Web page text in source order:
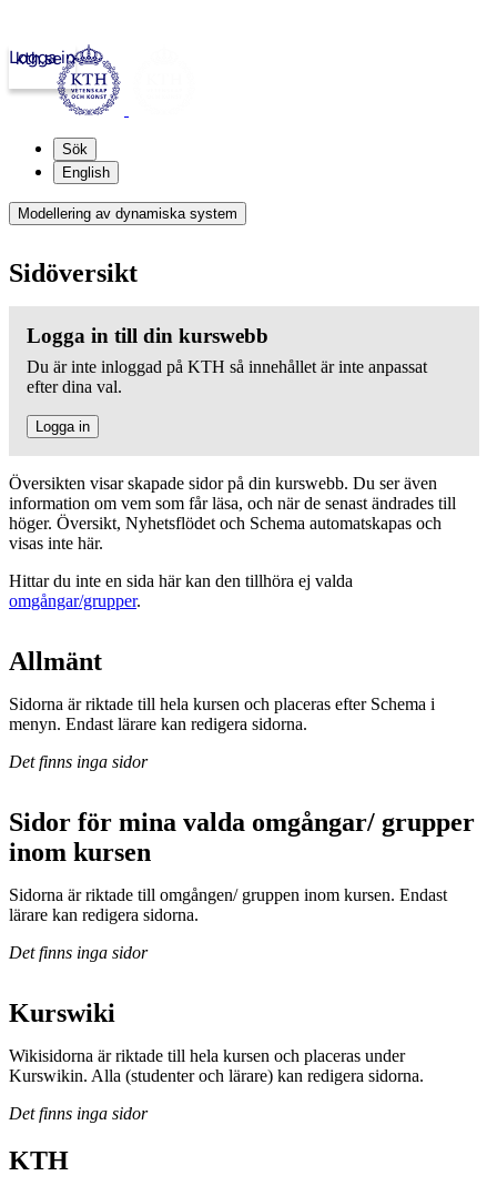
kth.se
Logga in
Sök
English
Modellering av dynamiska system
Sidöversikt
Logga in till din kurswebb
Du är inte inloggad på KTH så innehållet är inte anpassat
efter dina val.
Logga in
Översikten visar skapade sidor på din kurswebb. Du ser även
information om vem som får läsa, och när de senast ändrades till
höger. Översikt, Nyhetsflödet och Schema automatskapas och
visas inte här.
Hittar du inte en sida här kan den tillhöra ej valda
omgångar/grupper.
Allmänt
Sidorna är riktade till hela kursen och placeras efter Schema i
menyn. Endast lärare kan redigera sidorna.
Det finns inga sidor
Sidor för mina valda omgångar/ grupper
inom kursen
Sidorna är riktade till omgången/ gruppen inom kursen. Endast
lärare kan redigera sidorna.
Det finns inga sidor
Kurswiki
Wikisidorna är riktade till hela kursen och placeras under
Kurswikin. Alla (studenter och lärare) kan redigera sidorna.
Det finns inga sidor
KTH